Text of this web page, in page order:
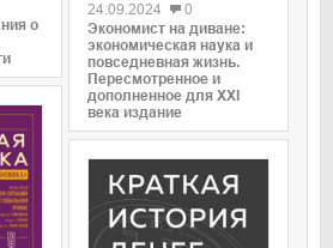
о
24.09.2024
0
Экономист на диване:
экономическая наука и
повседневная жизнь.
Пересмотренное и
дополненное для XXI
века издание